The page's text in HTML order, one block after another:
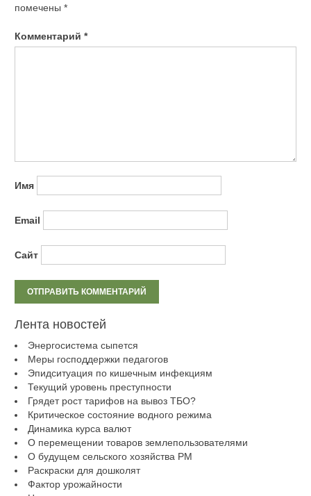
помечены *
Комментарий *
Имя
Email
Сайт
Лента новостей
Энергосистема сыпется
Меры господдержки педагогов
Эпидситуация по кишечным инфекциям
Текущий уровень преступности
Грядет рост тарифов на вывоз ТБО?
Критическое состояние водного режима
Динамика курса валют
О перемещении товаров землепользователями
О будущем сельского хозяйства РМ
Раскраски для дошколят
Фактор урожайности